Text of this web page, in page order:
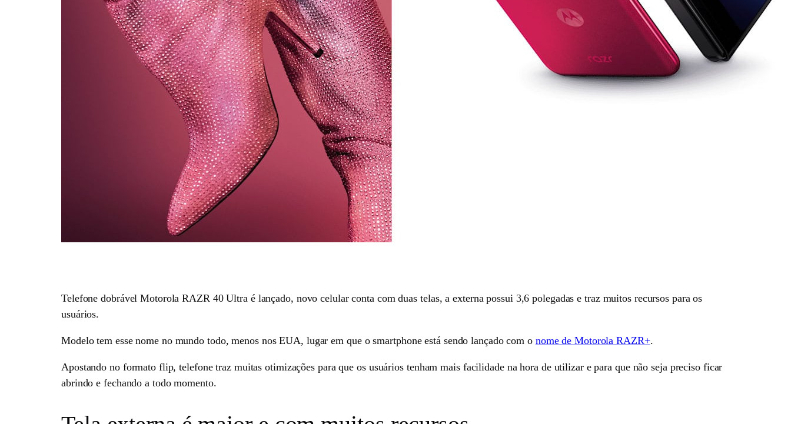
Telefone dobrável Motorola RAZR 40 Ultra é lançado, novo celular conta com duas telas, a externa possui 3,6 polegadas e traz muitos recursos para os
usuários.
Modelo tem esse nome no mundo todo, menos nos EUA, lugar em que o smartphone está sendo lançado com o nome de Motorola RAZR+.
Apostando no formato flip, telefone traz muitas otimizações para que os usuários tenham mais facilidade na hora de utilizar e para que não seja preciso ficar
abrindo e fechando a todo momento.